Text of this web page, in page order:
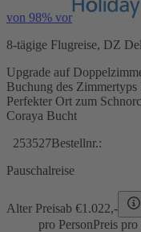
von 98% vor
8-tägige Flugreise, DZ
Upgrade auf
Buchung des
Perfekter Ort zum
Coraya Bucht
253527Bestellnr.:
Pauschalreise
Alter Preisab €1.022,-
pro PersonPreis pro